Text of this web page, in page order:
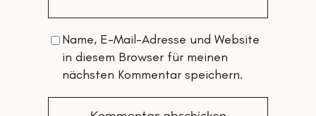
Name, E-Mail-Adresse und Website
in diesem Browser für meinen
nächsten Kommentar speichern.